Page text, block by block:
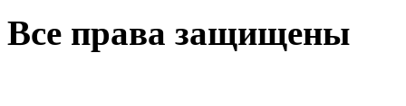
Все права защищены